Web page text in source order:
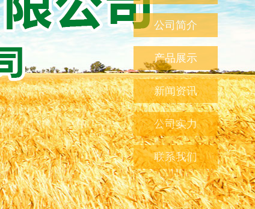
公司简介
产品展示
新闻资讯
公司实力
联系我们